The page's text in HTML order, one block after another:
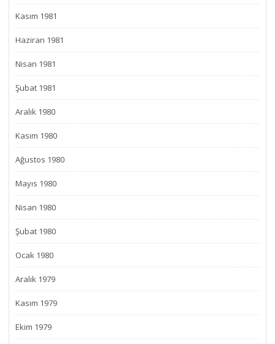
Kasım 1981
Haziran 1981
Nisan 1981
Şubat 1981
Aralık 1980
Kasım 1980
Ağustos 1980
Mayıs 1980
Nisan 1980
Şubat 1980
Ocak 1980
Aralık 1979
Kasım 1979
Ekim 1979